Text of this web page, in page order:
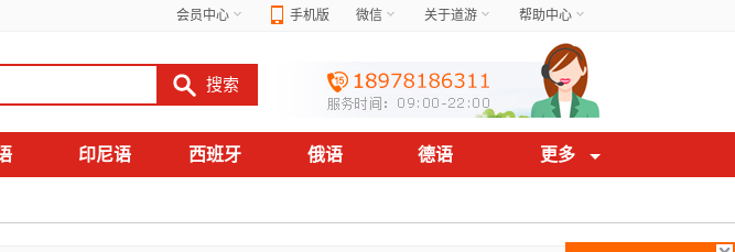
会员中心 手机版 微信 关于道游 帮助中心
印尼语 西班牙 俄语 德语 更多